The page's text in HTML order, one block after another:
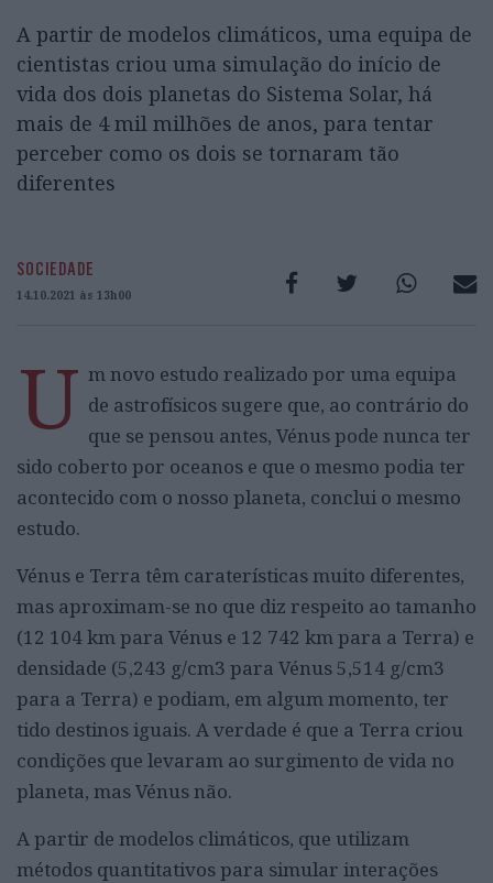
A partir de modelos climáticos, uma equipa de
cientistas criou uma simulação do início de
vida dos dois planetas do Sistema Solar, há
mais de 4 mil milhões de anos, para tentar
perceber como os dois se tornaram tão
diferentes
SOCIEDADE
14.10.2021 às 13h00
U m novo estudo realizado por uma equipa
de astrofísicos sugere que, ao contrário do
que se pensou antes, Vénus pode nunca ter
sido coberto por oceanos e que o mesmo podia ter
acontecido com o nosso planeta, conclui o mesmo
estudo.
Vénus e Terra têm caraterísticas muito diferentes,
mas aproximam-se no que diz respeito ao tamanho
(12 104 km para Vénus e 12 742 km para a Terra) e
densidade (5,243 g/cm3 para Vénus 5,514 g/cm3
para a Terra) e podiam, em algum momento, ter
tido destinos iguais. A verdade é que a Terra criou
condições que levaram ao surgimento de vida no
planeta, mas Vénus não.
A partir de modelos climáticos, que utilizam
métodos quantitativos para simular interações